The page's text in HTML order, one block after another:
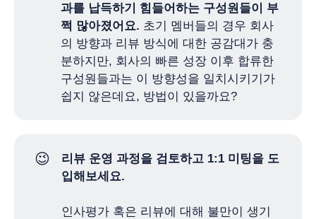
과를 납득하기 힘들어하는 구성원들이 부
쩍 많아졌어요. 초기 멤버들의 경우 회사
의 방향과 리뷰 방식에 대한 공감대가 충
분하지만, 회사의 빠른 성장 이후 합류한
구성원들과는 이 방향성을 일치시키기가
쉽지 않은데요, 방법이 있을까요?
😉
리뷰 운영 과정을 검토하고 1:1 미팅을 도
입해보세요.
인사평가 혹은 리뷰에 대해 불만이 생기